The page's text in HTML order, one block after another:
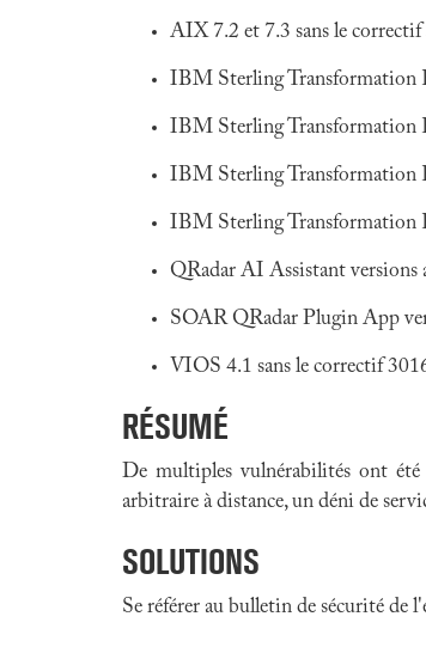
AIX 7.2 et 7.3 sans le
IBM Sterling Transformation
IBM Sterling Transformation
IBM Sterling Transformation
IBM Sterling Transformation
QRadar AI Assistant versions
SOAR QRadar Plugin App
VIOS 4.1 sans le correctif
RÉSUMÉ
De multiples vulnérabilités ont
arbitraire à distance, un déni de
SOLUTIONS
Se référer au bulletin de sécurité